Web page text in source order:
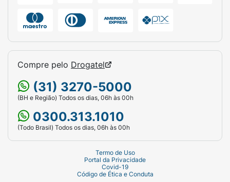
Compre pelo Drogatel
(31) 3270-5000
(BH e Região) Todos os dias, 06h às 00h
0300.313.1010
(Todo Brasil) Todos os dias, 06h às 00h
Termo de Uso
Portal da Privacidade
Covid-19
Código de Ética e Conduta